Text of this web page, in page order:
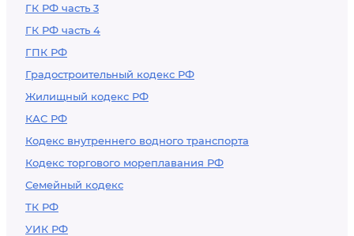
ГК РФ часть 3
ГК РФ часть 4
ГПК РФ
Градостроительный кодекс РФ
Жилищный кодекс РФ
КАС РФ
Кодекс внутреннего водного транспорта
Кодекс торгового мореплавания РФ
Семейный кодекс
ТК РФ
УИК РФ